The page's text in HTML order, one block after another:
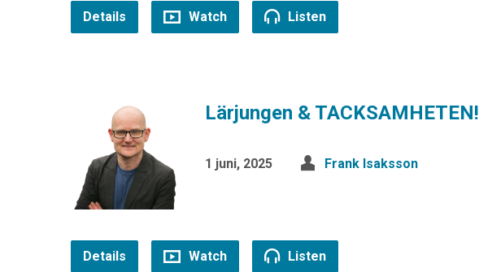
Details Watch Listen
Lärjungen & TACKSAMHETEN!
1 juni, 2025 Frank Isaksson
Details Watch Listen